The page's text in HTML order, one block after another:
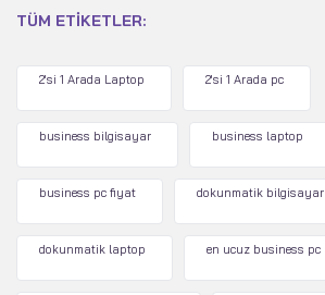
TÜM ETIKETLER:
2'si 1 Arada Laptop 2'si 1 Arada pc
business bilgisayar business laptop
business pc fiyat dokunmatik bilgisayar
dokunmatik laptop en ucuz business pc